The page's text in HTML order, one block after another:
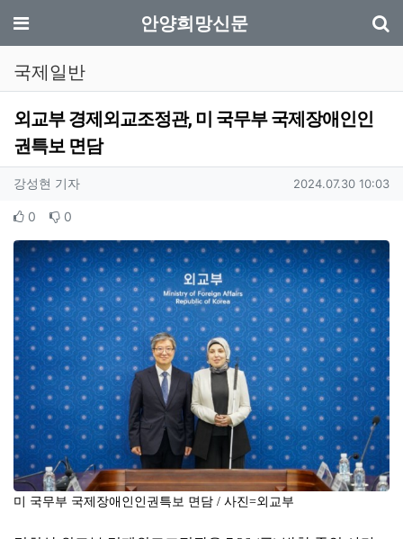
메뉴 안양희망신문
국제일반
외교부 경제외교조정관, 미 국무부 국제장애인인
권특보 면담
작성자 정보
강성현 기자작성 작성일
2024.07.30 10:03
컨텐츠 정보
0 추천 0
본문
미 국무부 국제장애인인권특보 면담 / 사진=외교부